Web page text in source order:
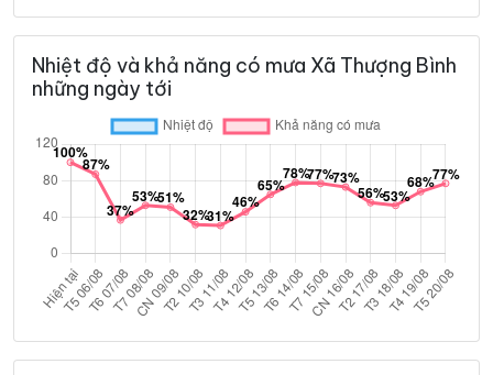
Nhiệt độ và khả năng có mưa Xã Thượng Bình
những ngày tới